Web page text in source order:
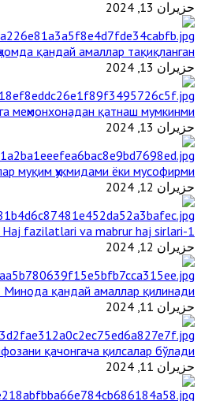
حزيران 13, 2024
қандай амаллар тақиқланган?
حزيران 13, 2024
меҳмонхонадан қатнаш мумкинми ?
حزيران 13, 2024
муқим ҳукмидами ёки мусофирми?
حزيران 12, 2024
1-Suhbat | Haj fazilatlari va mabrur haj sirlari
حزيران 12, 2024
Минода қандай амаллар қилинади ?
حزيران 11, 2024
қачонгача қилсалар бўлади ?
حزيران 11, 2024